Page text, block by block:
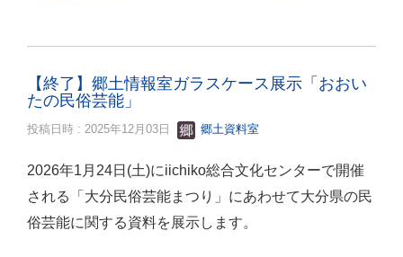
【終了】郷土情報室ガラスケース展示「おおい
たの民俗芸能」
投稿日時 : 2025年12月03日 郷土資料室
2026年1月24日(土)にiichiko総合文化センターで開催
される「大分民俗芸能まつり」にあわせて大分県の民
俗芸能に関する資料を展示します。